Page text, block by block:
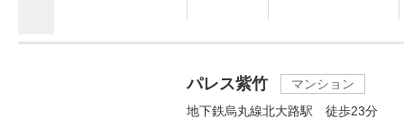
パレス紫竹
マンション
地下鉄烏丸線北大路駅 徒歩23分